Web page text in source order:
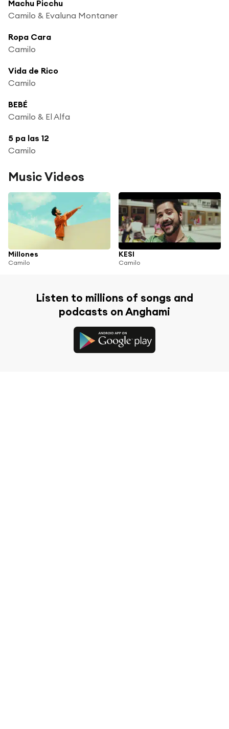
Machu Picchu
Camilo & Evaluna Montaner
Ropa Cara
Camilo
Vida de Rico
Camilo
BEBÉ
Camilo & El Alfa
5 pa las 12
Camilo
Music Videos
Millones
Camilo
KESI
Camilo
Listen to millions of songs and
podcasts on Anghami